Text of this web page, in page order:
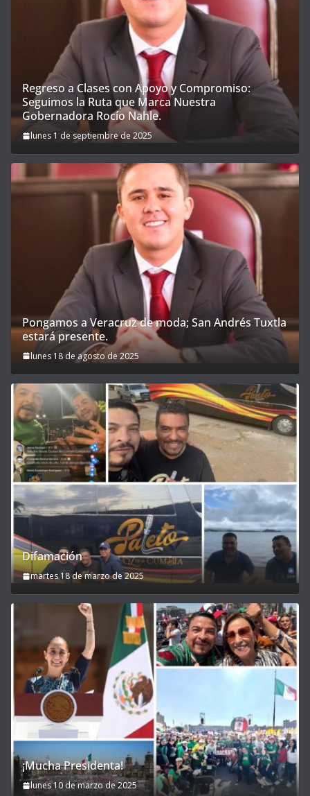
Regreso a Clases con Apoyo y Compromiso:
Seguimos la Ruta que Marca Nuestra
Gobernadora Rocío Nahle.
lunes 1 de septiembre de 2025
Pongamos a Veracruz de moda; San Andrés Tuxtla
estará presente.
lunes 18 de agosto de 2025
Difamación
martes 18 de marzo de 2025
¡Mucha Presidenta!
lunes 10 de marzo de 2025